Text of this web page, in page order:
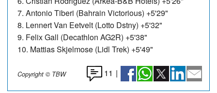
7. Antonio Tiberi (Bahrain Victorious) +5'29"
8. Lennert Van Eetvelt (Lotto Dstny) +5'32"
9. Felix Gall (Decathlon AG2R) +5'38"
10. Mattias Skjelmose (Lidl Trek) +5'49"
Copyright © TBW 11 |